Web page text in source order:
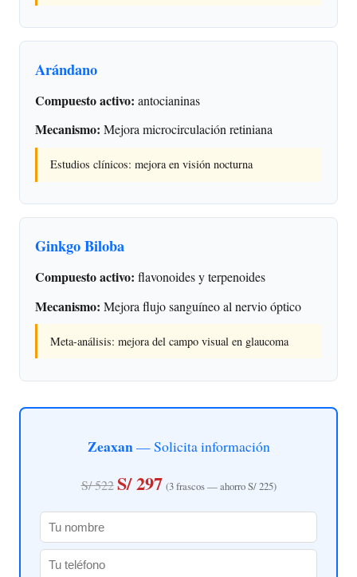
Arándano
Compuesto activo: antocianinas
Mecanismo: Mejora microcirculación retiniana
Estudios clínicos: mejora en visión nocturna
Ginkgo Biloba
Compuesto activo: flavonoides y terpenoides
Mecanismo: Mejora flujo sanguíneo al nervio óptico
Meta-análisis: mejora del campo visual en glaucoma
Zeaxan— Solicita información
S/ 522 S/ 297 (3 frascos — ahorro S/ 225)